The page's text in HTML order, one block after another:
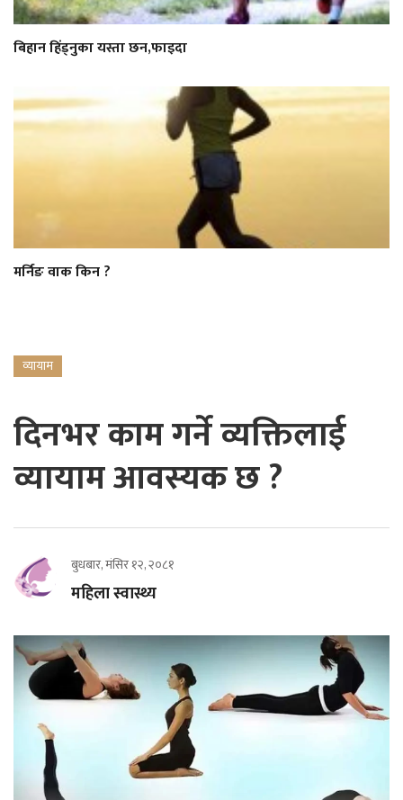
बिहान हिंड्नुका यस्ता छन,फाइदा
मर्निङ वाक किन ?
व्यायाम
दिनभर काम गर्ने व्यक्तिलाई
व्यायाम आवस्यक छ ?
बुधबार, मंसिर १२, २०८१
महिला स्वास्थ्य